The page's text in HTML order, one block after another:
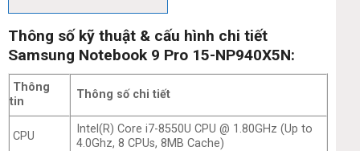
Thông số kỹ thuật & cấu hình chi tiết
Samsung Notebook 9 Pro 15-NP940X5N:
Thông
tin
Thông số chi tiết
CPU
Intel(R) Core i7-8550U CPU @ 1.80GHz (Up to
4.0Ghz, 8 CPUs, 8MB Cache)